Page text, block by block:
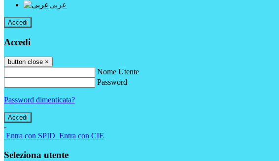
عربى
Accedi
Accedi
button close ×
Nome Utente
Password
Password dimenticata?
-
Entra con SPID Entra con CIE
Seleziona utente